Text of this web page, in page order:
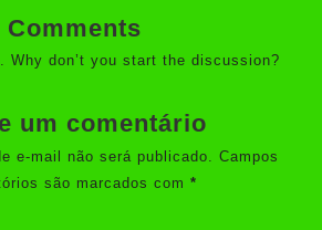
Comments
Why don’t you start the discussion?
um comentário
e-mail não será publicado. Campos
são marcados com *